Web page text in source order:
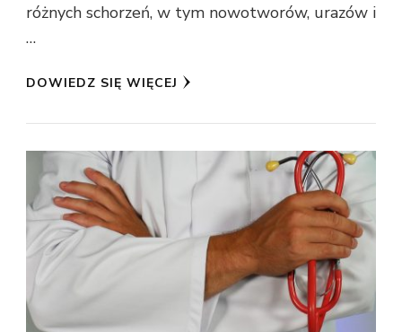
różnych schorzeń, w tym nowotworów, urazów i
…
DOWIEDZ SIĘ WIĘCEJ